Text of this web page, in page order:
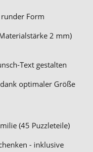
Form
2 mm)
Text gestalten
optimaler Größe
(45 Puzzleteile)
- inklusive